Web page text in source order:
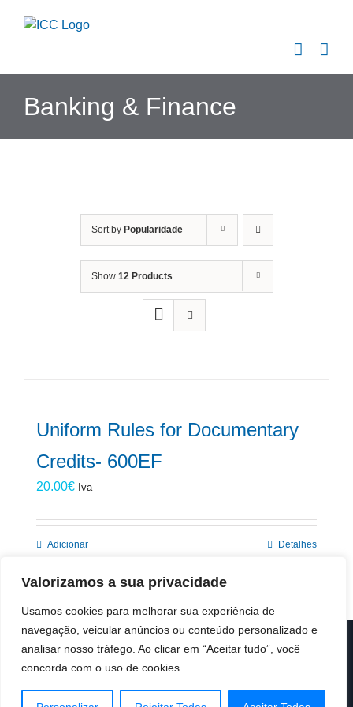
Valorizamos a sua privacidade
Usamos cookies para melhorar sua experiência de
navegação, veicular anúncios ou conteúdo personalizado e
analisar nosso tráfego. Ao clicar em “Aceitar tudo”, você
concorda com o uso de cookies.
Banking & Finance
Sort by Popularidade
Show 12 Products
Uniform Rules for Documentary
Credits- 600EF
20.00€ Iva
Adicionar Detalhes
© Copyright 2019 -2026 | ICC Portugal | Todos os direitos
reservados